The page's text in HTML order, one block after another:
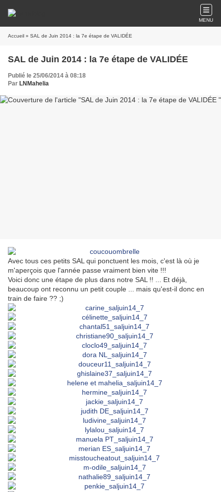
MENU
Accueil » SAL de Juin 2014 : la 7e étape de VALIDÉE
SAL de Juin 2014 : la 7e étape de VALIDÉE
Publié le 25/06/2014 à 08:18
Par LNMahelia
Avec tous ces petits SAL qui ponctuent les mois, c'est là où je
m'aperçois que l'année passe vraiment bien vite !!!
Voici donc une étape de plus dans notre SAL !! ... Et déjà,
beaucoup ont reconnu un petit couple ... mais qu'est-il donc en
train de faire ?? ;)